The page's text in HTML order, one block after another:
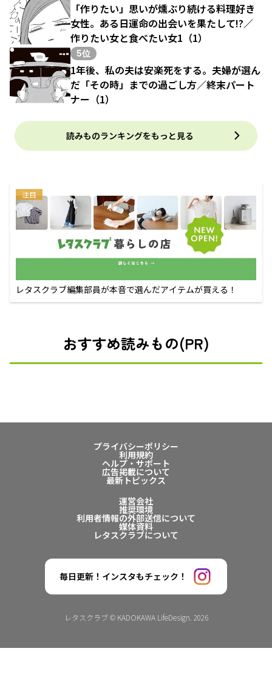
「作りたい」思いが燻ぶり続ける料理好き
女性。ある日運命の出会いを果たして!?／
作りたい女と食べたい女1（1）
5位
1年後、私の夫は安楽死をする。夫婦が選ん
だ「その時」までの過ごし方／終末パート
ナー（1）
読みものランキングをもっと見る
注目
レタスクラブ編集部員が本音で選んだアイテムが買える！
おすすめ読みもの(PR)
プライバシーポリシー
利用規約
ヘルプ・サポート
広告掲載について
最新トピックス
運営会社
推奨環境
利用者情報の外部送信について
媒体資料
レタスクラブについて
毎日更新！インスタもチェック！
レタスクラブ © KADOKAWA LifeDesign. 2026